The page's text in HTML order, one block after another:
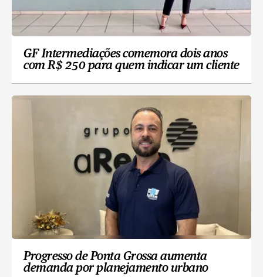
GF Intermediações comemora dois anos
com R$ 250 para quem indicar um cliente
Progresso de Ponta Grossa aumenta
demanda por planejamento urbano